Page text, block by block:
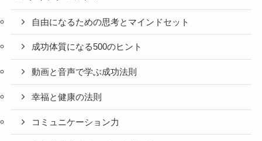
自由になるための思考とマインドセット
成功体質になる500のヒント
動画と音声で学ぶ成功法則
幸福と健康の法則
コミュニケーション力